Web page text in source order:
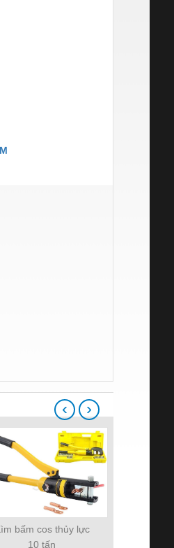
bấm cos thủy lực
10 tấn
‹ ›